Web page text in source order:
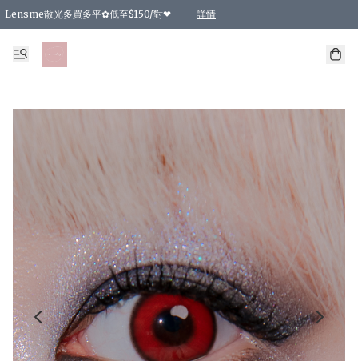
Lensme散光多買多平✿低至$150/對❤ 詳情
台灣Karacon⁩✧日拋 特價清貨❁⃘
日本韓國多款日/月拋現貨☼ 特價❤︎數量有限 售完即止
🇰🇷韓國多款月拋現貨 特價兩對$99✿數量有限 售完即止♫
精選商品，任選買2件或以上9 折；買4件或以上85 折；買6件或以上8 折
精選商品，任選買2件HKD 140.00；買4件HKD 260.00
精選商品，任選買2件HKD 190.00；買4件HKD 360.00
精選商品，任選買2件HKD 110.00；買4件HKD 180.00
精選商品，任選買2件HKD 170.00；買4件HKD 320.00
精選商品，任選買2件或以上減HKD 148.00
精選商品，任選買2件或以上減HKD 148.00
精選商品，任選買2件或以上95 折；買4件或以上9 折；買6件或以上85 折；買8件
精選商品，任選買12件或以上87 折
精選商品，任選買2件或以上減HKD 16.00；買4件或以上減HKD 32.00；買6
精選商品，任選買2件或以上95 折；買4件或以上9 折；買8件或以上85 折；買12
購物滿 HKD 800.00即享免運費優惠！（適用於 特定的送貨方式 )